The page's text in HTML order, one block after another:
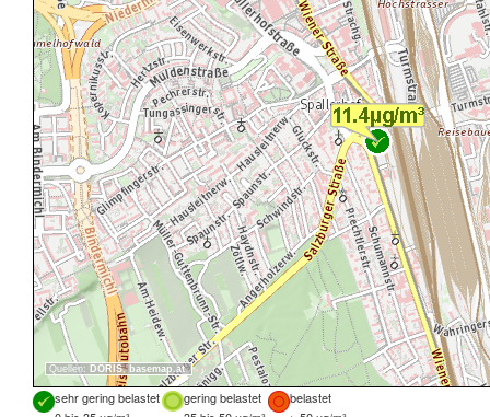
Quellen: DORIS, basemap.at
sehr gering belastet gering belastet
belastet